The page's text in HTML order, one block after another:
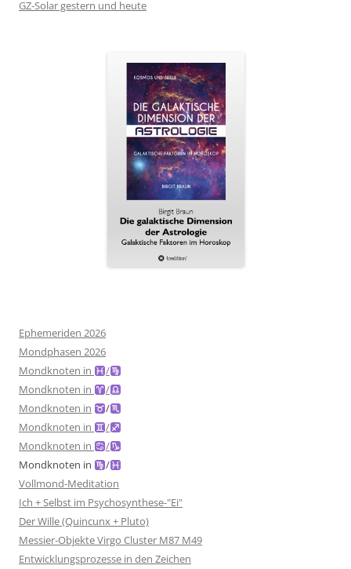
GZ-Solar gestern und heute
Ephemeriden 2026
Mondphasen 2026
Mondknoten in
/
Mondknoten in
/
Mondknoten in
/
Mondknoten in
/
Mondknoten in
/
Mondknoten in
/
Vollmond-Meditation
Ich + Selbst im Psychosynthese-"Ei"
Der Wille (Quincunx + Pluto)
Messier-Objekte Virgo Cluster M87 M49
Entwicklungsprozesse in den Zeichen